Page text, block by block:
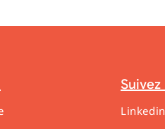
Suivez
Linkedin